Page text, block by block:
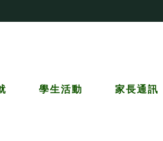
學生活動 家長通訊